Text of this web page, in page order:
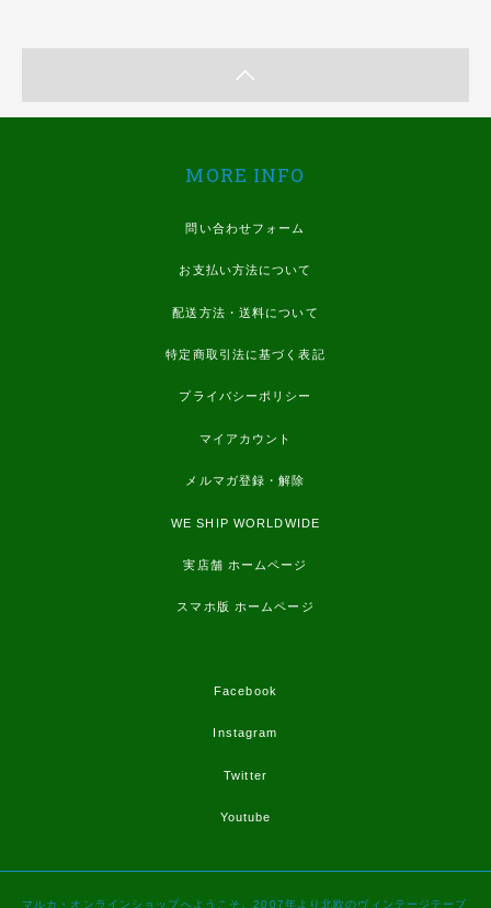
MORE INFO
問い合わせフォーム
お支払い方法について
配送方法・送料について
特定商取引法に基づく表記
プライバシーポリシー
マイアカウント
メルマガ登録・解除
WE SHIP WORLDWIDE
実店舗 ホームページ
スマホ版 ホームページ
Facebook
Instagram
Twitter
Youtube
マルカ・オンラインショップへようこそ。2007年より北欧のヴィンテージテーブ